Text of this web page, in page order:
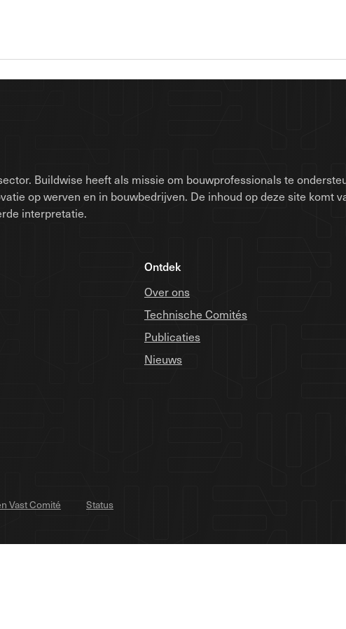
Buildwise heeft als missie om bouwprofessionals te
op werven en in bouwbedrijven. De inhoud op deze site komt
interpretatie.
Ontdek
Over ons
Technische Comités
Publicaties
Nieuws
Vast Comité Status